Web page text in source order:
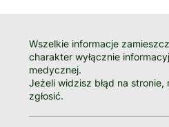
Wszelkie informacje
charakter wyłącznie
medycznej.
Jeżeli widzisz błąd na stronie,
zgłosić.